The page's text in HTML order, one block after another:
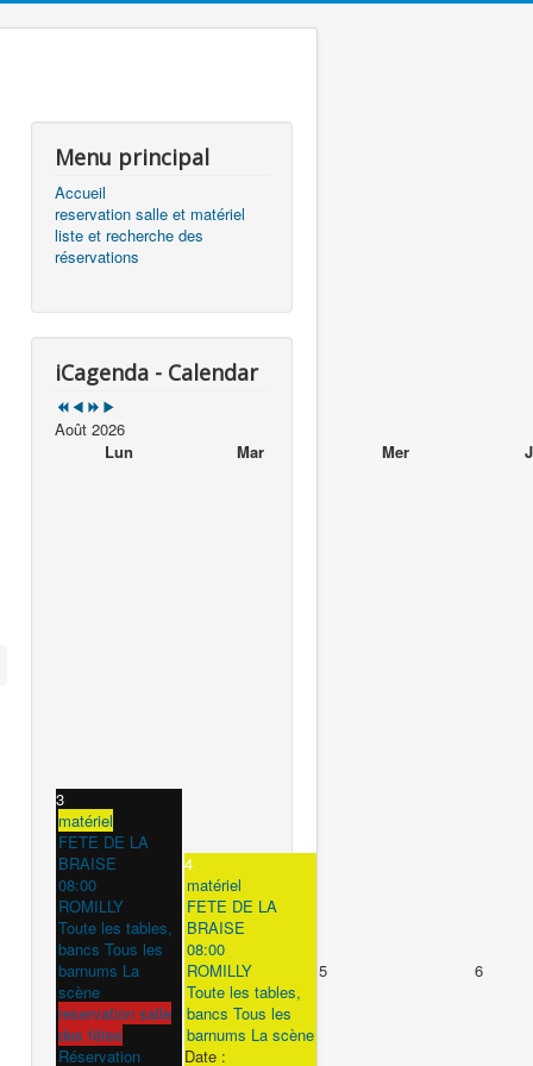
Menu principal
Accueil
reservation salle et matériel
liste et recherche des
réservations
iCagenda - Calendar
Août 2026
Lun
Mar Mer
3
matériel
FETE DE LA
BRAISE
08:00
ROMILLY
Toute les tables,
bancs Tous les
barnums La
scène
reservation salle
des fêtes
Réservation
4
matériel
FETE DE LA
BRAISE
08:00
ROMILLY
Toute les tables,
bancs Tous les
barnums La scène
Date :
5 6